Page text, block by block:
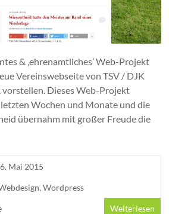
& ‚ehrenamtliches’ Web-Projekt
Vereinswebseite von TSV / DJK
vorstellen. Dieses Web-Projekt
Wochen und Monate und die
übernahm mit großer Freude die
Mai 2015
,Wordpress
Weiterlesen